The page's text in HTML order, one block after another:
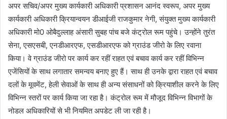
अपर सचिव/अपर मुख्य कार्यकारी अधिकारी प्रशासन आनंद स्वरूप, अपर मुख्य
कार्यकारी अधिकारी क्रियान्वयन डीआईजी राजकुमार नेगी, संयुक्त मुख्य कार्यकारी
अधिकारी मो0 ओबैदुल्लाह अंसारी सुबह पांच बजे कंट्रोल रूम पहुंचे। उन्होंने तुरंत
सेना, एसएसबी, एनडीआरएफ, एसडीआरएफ को ग्राउंड जीरो के लिए रवाना
किया। वे ग्राउंड जीरो पर कार्य कर रहीं राहत एवं बचाव कार्य कर रहीं विभिन्न
एजेंसियों के साथ लगातार समन्वय बनाए हुए हैं। साथ ही उनके द्वारा राहत एवं बचाव
दलों के मूवमेंट, हेली सेवाओं के साथ ही अन्य संसाधनों को क्रियाशील करने के लिए
विभिन्न स्तरों पर कार्य किया जा रहा है। कंट्रोल रूम में मौजूद विभिन्न विभागों के
नोडल अधिकारियों से भी नियमित अपडेट ली जा रही है।